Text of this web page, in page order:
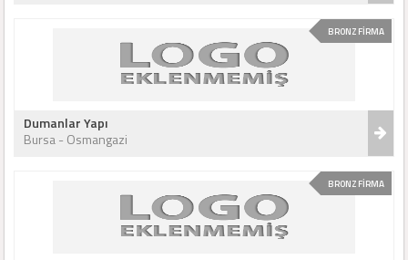
BRONZ FİRMA
Dumanlar Yapı
Bursa - Osmangazi
BRONZ FİRMA